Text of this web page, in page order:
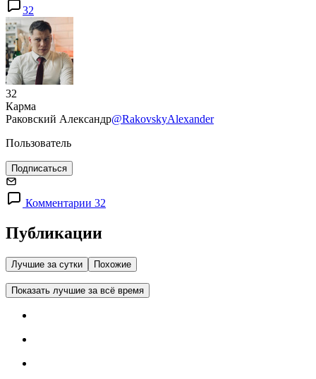
32
32
Карма
Раковский Александр@RakovskyAlexander
Пользователь
Подписаться
Комментарии 32
Публикации
Лучшие за сутки Похожие
Показать лучшие за всё время